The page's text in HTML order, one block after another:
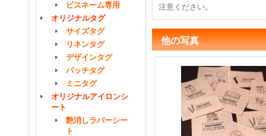
ピスネーム専用
オリジナルタグ
サイズタグ
リネンタグ
デザインタグ
パッチタグ
ミニタグ
オリジナルアイロンシ
ート
艶消しラバーシー
ト
注意ください。
他の写真